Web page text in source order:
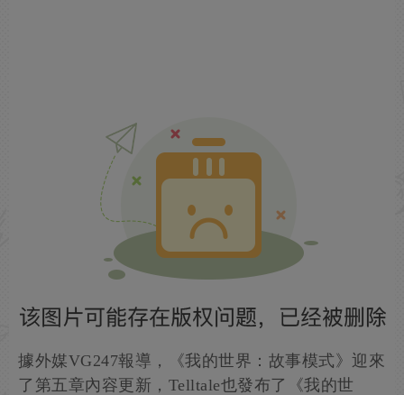
據外媒VG247報導，《我的世界：故事模式》迎來
了第五章內容更新，Telltale也發布了《我的世